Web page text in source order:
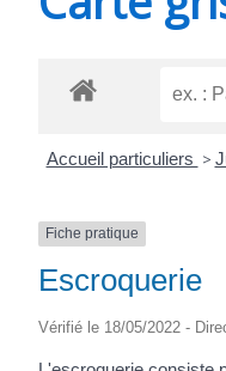
Accueil particuliers >
Fiche pratique
Escroquerie
Vérifié le 18/05/2022 -